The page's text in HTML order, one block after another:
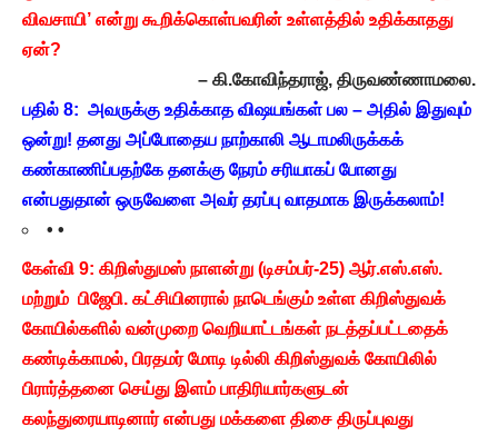
விவசாயி’ என்று கூறிக்கொள்பவரின் உள்ளத்தில் உதிக்காதது
ஏன்?
– கி.கோவிந்தராஜ், திருவண்ணாமலை.
பதில் 8: அவருக்கு உதிக்காத விஷயங்கள் பல – அதில் இதுவும்
ஒன்று! தனது அப்போதைய நாற்காலி ஆடாமலிருக்கக்
கண்காணிப்பதற்கே தனக்கு நேரம் சரியாகப் போனது
என்பதுதான் ஒருவேளை அவர் தரப்பு வாதமாக இருக்கலாம்!
• •
கேள்வி 9: கிறிஸ்துமஸ் நாளன்று (டிசம்பர்-25) ஆர்.எஸ்.எஸ்.
மற்றும் பிஜேபி. கட்சியினரால் நாடெங்கும் உள்ள கிறிஸ்துவக்
கோயில்களில் வன்முறை வெறியாட்டங்கள் நடத்தப்பட்டதைக்
கண்டிக்காமல், பிரதமர் மோடி டில்லி கிறிஸ்துவக் கோயிலில்
பிரார்த்தனை செய்து இளம் பாதிரியார்களுடன்
கலந்துரையாடினார் என்பது மக்களை திசை திருப்புவது